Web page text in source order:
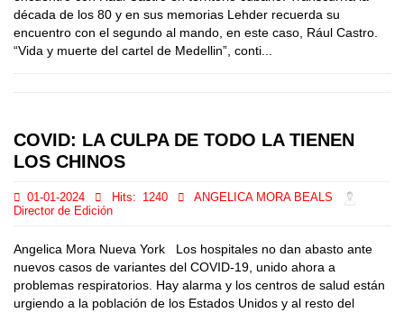
década de los 80 y en sus memorias Lehder recuerda su
encuentro con el segundo al mando, en este caso, Rául Castro.
“Vida y muerte del cartel de Medellin”, conti...
COVID: LA CULPA DE TODO LA TIENEN
LOS CHINOS
01-01-2024 Hits: 1240
ANGELICA MORA BEALS
Director de Edición
Angelica Mora Nueva York Los hospitales no dan abasto ante
nuevos casos de variantes del COVID-19, unido ahora a
problemas respiratorios. Hay alarma y los centros de salud están
urgiendo a la población de los Estados Unidos y al resto del